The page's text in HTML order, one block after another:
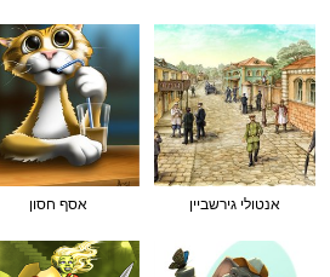
אנטולי גירשביין אסף חסון